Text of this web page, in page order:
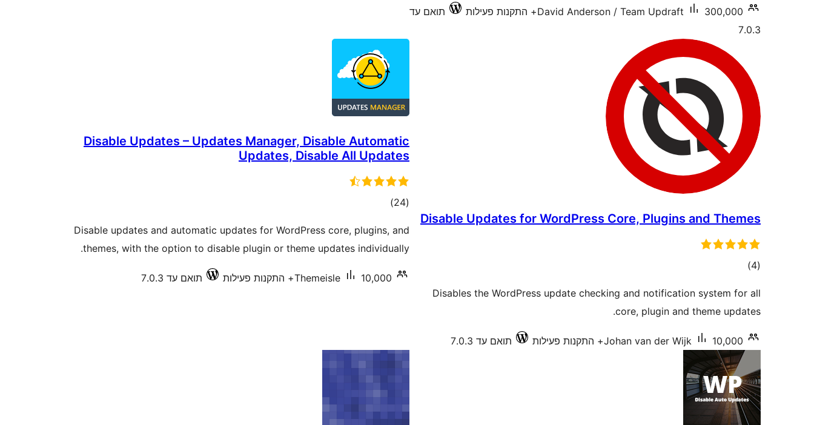
David Anderson / Team Updraft 300,000+ התקנות פעילות
תואם עד
7.0.3
Disable Updates for WordPress Core, Plugins and Themes
(4 דרוגים)
Disables the WordPress update checking and notification system for all
core, plugin and theme updates.
Johan van der Wijk 10,000+ התקנות פעילות תואם עד 7.0.3
Disable Updates – Updates Manager, Disable Automatic
Updates, Disable All Updates
(24 דרוגים)
Disable updates and automatic updates for WordPress core, plugins, and
themes, with the option to disable plugin or theme updates individually.
Themeisle 10,000+ התקנות פעילות תואם עד 7.0.3